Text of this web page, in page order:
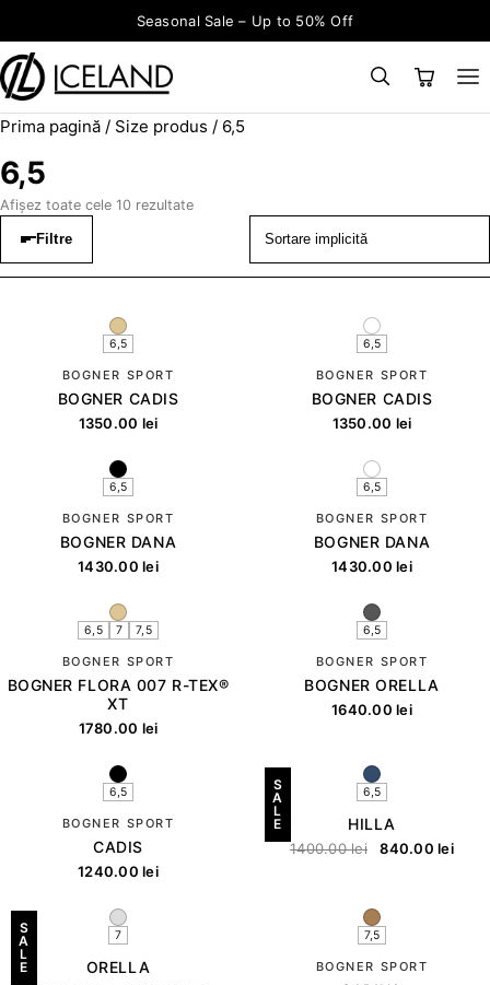
Seasonal Sale – Up to 50% Off
Prima pagină / Size produs / 6,5
6,5
Afișez toate cele 10 rezultate
Filtre
6,5
BOGNER SPORT
BOGNER CADIS
1350.00 lei
6,5
BOGNER SPORT
BOGNER CADIS
1350.00 lei
6,5
BOGNER SPORT
BOGNER DANA
1430.00lei
6,5
BOGNER SPORT
BOGNER DANA
1430.00lei
6,5 7 7,5
BOGNER SPORT
BOGNER FLORA 007 R-TEX®
XT
1780.00 lei
6,5
BOGNER SPORT
BOGNER ORELLA
1640.00lei
6,5
BOGNER SPORT
CADIS
1240.00lei
S
A
L
E
6,5
HILLA
1400.00lei 840.00lei
S
A
L
E
7
ORELLA
7,5
BOGNER SPORT